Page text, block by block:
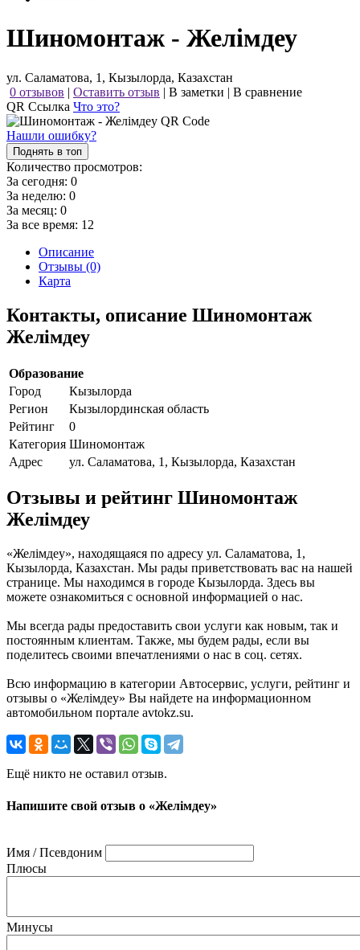
Шиномонтаж - Желiмдеу
ул. Саламатова, 1, Кызылорда, Казахстан
0 отзывов | Оставить отзыв | В заметки | В сравнение
QR Ссылка Что это?
Нашли ошибку?
Поднять в топ
Количество просмотров:
За сегодня: 0
За неделю: 0
За месяц: 0
За все время: 12
Описание
Отзывы (0)
Карта
Контакты, описание Шиномонтаж
Желiмдеу
Образование
Город
Кызылорда
Регион
Кызылординская область
Рейтинг
0
Категория Шиномонтаж
Адрес
ул. Саламатова, 1, Кызылорда, Казахстан
Отзывы и рейтинг Шиномонтаж
Желiмдеу
«Желiмдеу», находящаяся по адресу ул. Саламатова, 1,
Кызылорда, Казахстан. Мы рады приветствовать вас на нашей
странице. Мы находимся в городе Кызылорда. Здесь вы
можете ознакомиться с основной информацией о нас.
Мы всегда рады предоставить свои услуги как новым, так и
постоянным клиентам. Также, мы будем рады, если вы
поделитесь своими впечатлениями о нас в соц. сетях.
Всю информацию в категории Автосервис, услуги, рейтинг и
отзывы о «Желiмдеу» Вы найдете на информационном
автомобильном портале avtokz.su.
Ещё никто не оставил отзыв.
Напишите свой отзыв о «Желiмдеу»
Имя / Псевдоним
Плюсы
Минусы